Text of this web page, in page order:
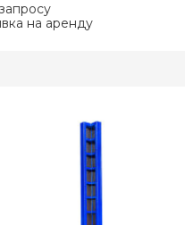
на аренду